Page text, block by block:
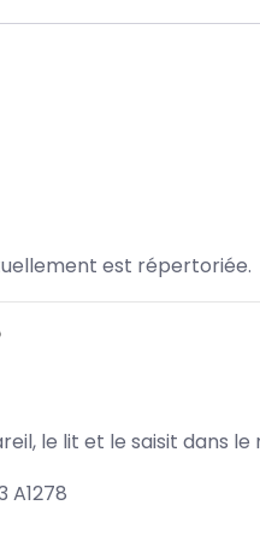
est répertoriée.
le lit et le saisit dans
A1278